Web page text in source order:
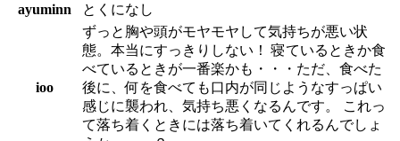
ayuminn
とくになし
ioo
ずっと胸や頭がモヤモヤして気持ちが悪い状
態。本当にすっきりしない！ 寝ているときか食
べているときが一番楽かも・・・ただ、食べた
後に、何を食べても口内が同じようなすっぱい
感じに襲われ、気持ち悪くなるんです。 これっ
て落ち着くときには落ち着いてくれるんでしょ